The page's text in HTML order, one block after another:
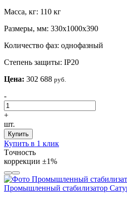
Масса, кг: 110 кг
Размеры, мм: 330х1000х390
Количество фаз: однофазный
Степень защиты: IP20
Цена: 302 688 руб.
-
+
шт.
Купить
Купить в 1 клик
Tочность
коррекции ±1%
Промышленный стабилизатор